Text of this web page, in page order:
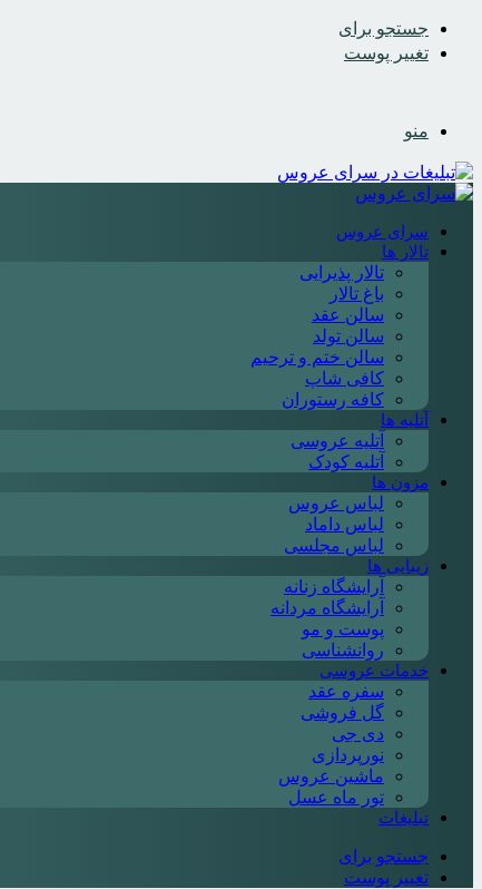
جستجو برای
تغییر پوست
منو
سرای عروس
تالار ها
تالار پذیرایی
باغ تالار
سالن عقد
سالن تولد
سالن ختم و ترحیم
کافی شاپ
کافه رستوران
آتلیه ها
آتلیه عروسی
آتلیه کودک
مزون ها
لباس عروس
لباس داماد
لباس مجلسی
زیبایی ها
آرایشگاه زنانه
آرایشگاه مردانه
پوست و مو
روانشناسی
خدمات عروسی
سفره عقد
گل فروشی
دی جی
نورپردازی
ماشین عروس
تور ماه عسل
تبلیغات
جستجو برای
تغییر پوست